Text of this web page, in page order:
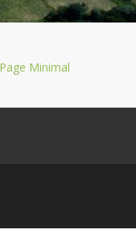
Minimal